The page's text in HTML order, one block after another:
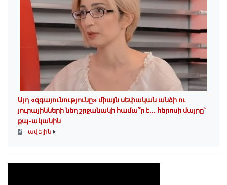
Այդ «զգայունությունը» միայն սեփական անձի ու
յուրայինների նեղ շրջանակի համա՞ր է․․․ հերոսի մայրը՝
քպ-ականին
ավելին